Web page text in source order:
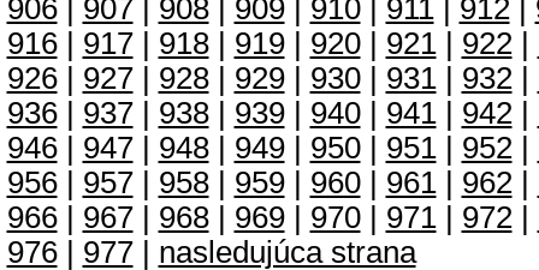
906| 907| 908| 909| 910| 911| 912|
916| 917| 918| 919| 920| 921| 922|
926| 927| 928| 929| 930| 931| 932|
936| 937| 938| 939| 940| 941| 942|
946| 947| 948| 949| 950| 951| 952|
956| 957| 958| 959| 960| 961| 962|
966| 967| 968| 969| 970| 971| 972|
976| 977| nasledujúca strana